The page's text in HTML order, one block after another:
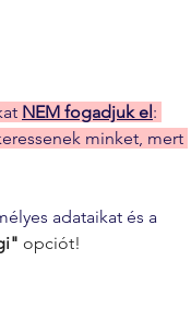
NEM fogadjuk el:
minket, mert
adataikat és a
opciót!